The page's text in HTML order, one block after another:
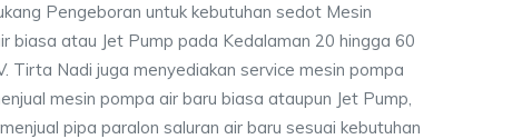
Pengeboran untuk kebutuhan sedot Mesin
biasa atau Jet Pump pada Kedalaman 20 hingga 60
Tirta Nadi juga menyediakan service mesin pompa
mesin pompa air baru biasa ataupun Jet Pump,
pipa paralon saluran air baru sesuai kebutuhan